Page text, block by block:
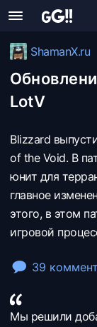
ShamanX.ru
LotV
Blizzard
of the Void. В
юнит для
главное
этого, в этом
игровой
39
Мы решили